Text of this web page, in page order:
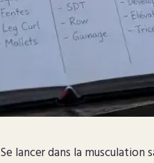
Se lancer dans la musculation